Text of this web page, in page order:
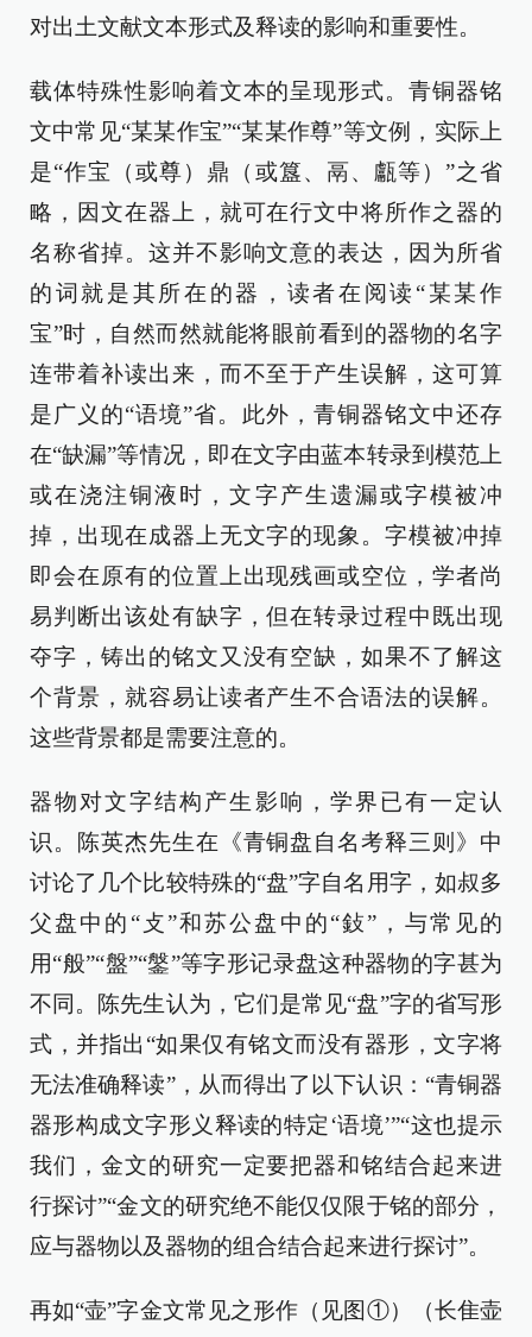
对出土文献文本形式及释读的影响和重要性。
载体特殊性影响着文本的呈现形式。青铜器铭
文中常见“某某作宝”“某某作尊”等文例，实际上
是“作宝（或尊）鼎（或簋、鬲、甗等）”之省
略，因文在器上，就可在行文中将所作之器的
名称省掉。这并不影响文意的表达，因为所省
的词就是其所在的器，读者在阅读“某某作
宝”时，自然而然就能将眼前看到的器物的名字
连带着补读出来，而不至于产生误解，这可算
是广义的“语境”省。此外，青铜器铭文中还存
在“缺漏”等情况，即在文字由蓝本转录到模范上
或在浇注铜液时，文字产生遗漏或字模被冲
掉，出现在成器上无文字的现象。字模被冲掉
即会在原有的位置上出现残画或空位，学者尚
易判断出该处有缺字，但在转录过程中既出现
夺字，铸出的铭文又没有空缺，如果不了解这
个背景，就容易让读者产生不合语法的误解。
这些背景都是需要注意的。
器物对文字结构产生影响，学界已有一定认
识。陈英杰先生在《青铜盘自名考释三则》中
讨论了几个比较特殊的“盘”字自名用字，如叔多
父盘中的“攴”和苏公盘中的“鈙”，与常见的
用“般”“盤”“鎜”等字形记录盘这种器物的字甚为
不同。陈先生认为，它们是常见“盘”字的省写形
式，并指出“如果仅有铭文而没有器形，文字将
无法准确释读”，从而得出了以下认识：“青铜器
器形构成文字形义释读的特定‘语境’”“这也提示
我们，金文的研究一定要把器和铭结合起来进
行探讨”“金文的研究绝不能仅仅限于铭的部分，
应与器物以及器物的组合结合起来进行探讨”。
再如“壶”字金文常见之形作（见图①）（长隹壶